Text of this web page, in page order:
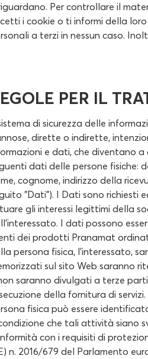
Per controllare il
i cookie o ti informi della
a terzi in nessun caso.
PER IL
di sicurezza delle
dirette o indirette,
e dati, che diventano a
dati delle persone
cognome, indirizzo della
"Dati"). I Dati sono richiesti
gli interessi legittimi della
I dati possono
dei prodotti Pranamat
persona fisica, l'interessato,
sul sito Web saranno
saranno divulgati a terze
della fornitura di
fisica può essere
che tali attività siano
con i requisiti di
n. 2016/679 del Parlamento